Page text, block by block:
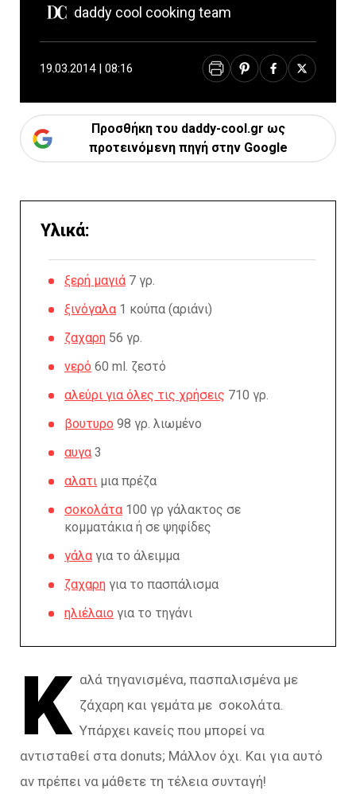
daddy cool cooking team
19.03.2014 | 08:16
Προσθήκη του daddy-cool.gr ως
προτεινόμενη πηγή στην Google
Υλικά:
ξερή μαγιά 7 γρ.
ξινόγαλα 1 κούπα (αριάνι)
ζαχαρη 56 γρ.
νερό 60 ml. ζεστό
αλεύρι για όλες τις χρήσεις 710 γρ.
βουτυρο 98 γρ. λιωμένο
αυγα 3
αλατι μια πρέζα
σοκολάτα 100 γρ γάλακτος σε
κομματάκια ή σε ψηφίδες
γάλα για το άλειμμα
ζαχαρη για το πασπάλισμα
ηλιέλαιο για το τηγάνι
Κ αλά τηγανισμένα, πασπαλισμένα με
ζάχαρη και γεμάτα με σοκολάτα.
Υπάρχει κανείς που μπορεί να
αντισταθεί στα donuts; Μάλλον όχι. Και για αυτό
αν πρέπει να μάθετε τη τέλεια συνταγή!